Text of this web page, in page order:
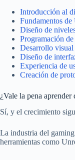
Introducción al
Fundamentos
Diseño de
Programación
Desarrollo
Diseño de
Experiencia de
Creación de
¿Vale la pena
Sí, y el crecimiento
La industria del
herramientas como